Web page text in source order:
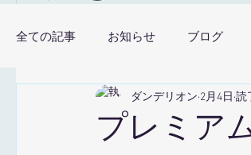
全ての記事 お知らせ ブログ
プレミア
ダンデリオン 2月4日 読